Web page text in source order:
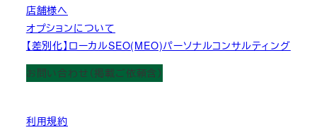
店舗様へ
オプションについて
【差別化】ローカルSEO(MEO)パーソナルコンサルティング
お問い合わせ（掲載ご依頼含）
利用規約